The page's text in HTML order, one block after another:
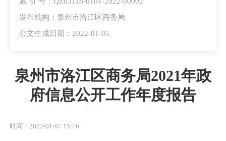
发布机构：泉州市洛江区商务局
公文生成日期：2022-01-05
泉州市洛江区商务局2021年政
府信息公开工作年度报告
时间：2022-01-07 15:16